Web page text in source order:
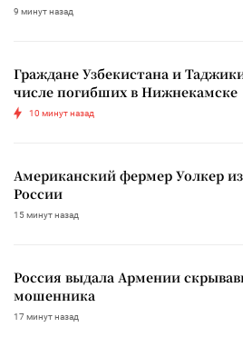
9 минут назад
Граждане Узбекистана и
числе погибших в Нижнекамске
10 минут назад
Американский фермер Уолкер
России
15 минут назад
Россия выдала Армении
мошенника
17 минут назад